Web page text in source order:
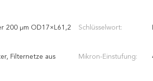
200 μm OD17×L61,2 Schlüsselwort:
Filternetze aus Mikron-Einstufung: